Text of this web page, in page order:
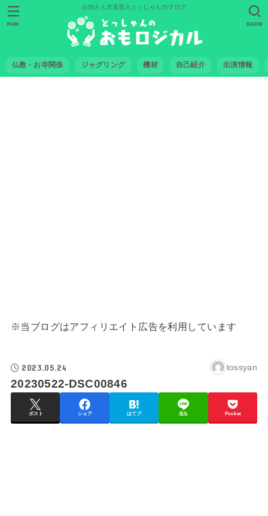
お坊さん大道芸人とっしゃんのブログ
仏教・お寺関係 ジャグリング 機材 自己紹介 出演情報
SEARCH
MENU
※当ブログはアフィリエイト広告を利用しています
2023.05.24 tossyan
20230522-DSC00846
ポスト シェア はてブ 送る Pocket